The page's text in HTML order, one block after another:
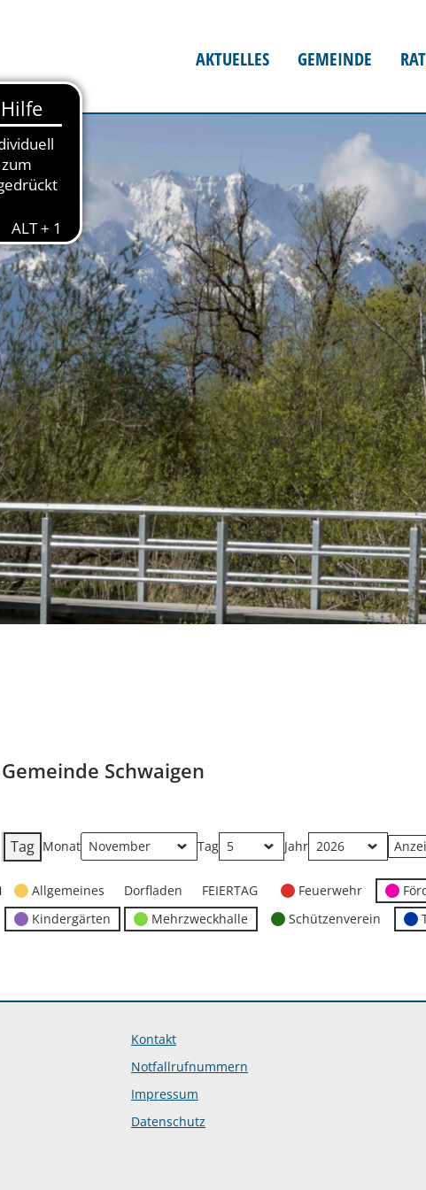
AKTUELLES GEMEINDE
Schwaigen
Tag Monat Tag Jahr
Allgemeines Dorfladen FEIERTAG Feuerwehr
Kindergärten
Mehrzweckhalle Schützenverein
Kontakt
Notfallrufnummern
Impressum
Datenschutz